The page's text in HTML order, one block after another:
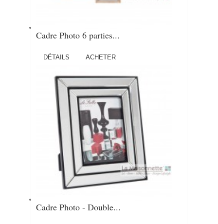
Cadre Photo 6 parties...
DÉTAILS ACHETER
Cadre Photo - Double...